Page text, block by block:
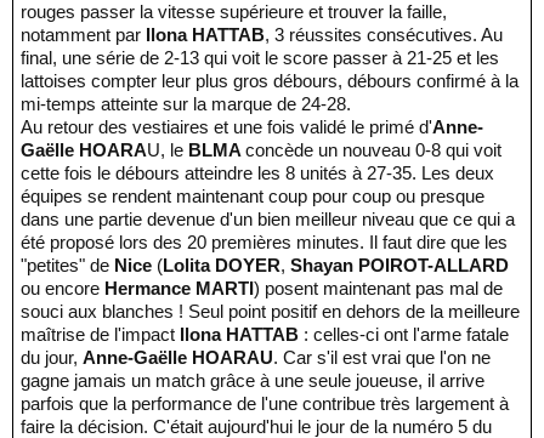
rouges passer la vitesse supérieure et trouver la faille,
notamment par Ilona HATTAB, 3 réussites consécutives. Au
final, une série de 2-13 qui voit le score passer à 21-25 et les
lattoises compter leur plus gros débours, débours confirmé à la
mi-temps atteinte sur la marque de 24-28.
Au retour des vestiaires et une fois validé le primé d'Anne-
Gaëlle HOARAU, le BLMA concède un nouveau 0-8 qui voit
cette fois le débours atteindre les 8 unités à 27-35. Les deux
équipes se rendent maintenant coup pour coup ou presque
dans une partie devenue d'un bien meilleur niveau que ce qui a
été proposé lors des 20 premières minutes. Il faut dire que les
"petites" de Nice (Lolita DOYER, Shayan POIROT-ALLARD
ou encore Hermance MARTI) posent maintenant pas mal de
souci aux blanches ! Seul point positif en dehors de la meilleure
maîtrise de l'impact Ilona HATTAB : celles-ci ont l'arme fatale
du jour, Anne-Gaëlle HOARAU. Car s'il est vrai que l'on ne
gagne jamais un match grâce à une seule joueuse, il arrive
parfois que la performance de l'une contribue très largement à
faire la décision. C'était aujourd'hui le jour de la numéro 5 du